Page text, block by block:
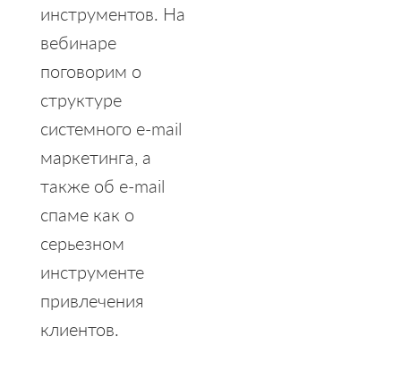
инструментов. На
вебинаре
поговорим о
структуре
системного e-mail
маркетинга, а
также об e-mail
спаме как о
серьезном
инструменте
привлечения
клиентов.